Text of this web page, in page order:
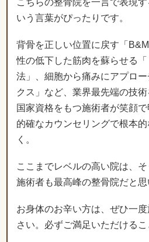
性の低下した筋肉を蘇らせる「
法」、細胞から痛みにアプロー
国家資格をもつ施術者が笑顔
的確なカウンセリングで根本的
く。
ここまでレベルの高い院は、そ
施術者も最高峰の整骨院だと思
さい。必ずご満足いただける
「一度通院されれば、「